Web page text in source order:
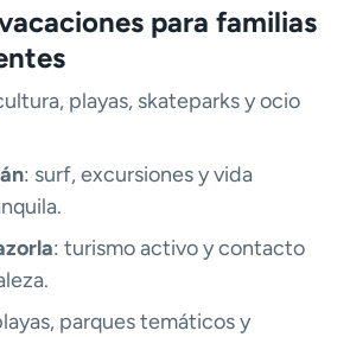
para familias
playas, skateparks y ocio
: surf, excursiones y vida
: turismo activo y contacto
parques temáticos y